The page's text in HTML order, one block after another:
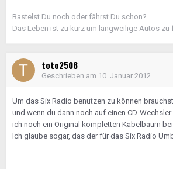
Bastelst Du noch oder fährst Du schon?
Das Leben ist zu kurz um langweilige Autos zu
toto2508
Geschrieben am 10. Januar 2012
Um das Six Radio benutzen zu können
und wenn du dann noch auf einen CD-
ich noch ein Original kompletten Kabelbaum
Ich glaube sogar, das der für das Six Radio